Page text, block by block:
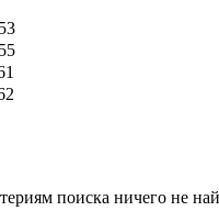
поиска ничего не